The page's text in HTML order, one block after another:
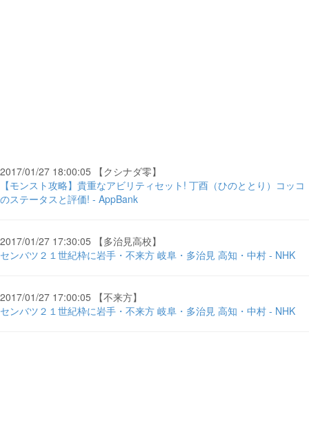
2017/01/27 18:00:05 【クシナダ零】
【モンスト攻略】貴重なアビリティセット! 丁酉（ひのととり）コッコ
のステータスと評価! - AppBank
2017/01/27 17:30:05 【多治見高校】
センバツ２１世紀枠に岩手・不来方 岐阜・多治見 高知・中村 - NHK
2017/01/27 17:00:05 【不来方】
センバツ２１世紀枠に岩手・不来方 岐阜・多治見 高知・中村 - NHK